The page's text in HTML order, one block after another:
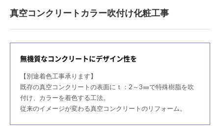
真空コンクリートカラー吹付け化粧工事
無機質なコンクリートにデザイン性を
【別途着色工事承ります】
既存の真空コンクリートの表面にｔ：2～3㎜で特殊樹脂を吹
付け、カラーを着色する工法。
従来のイメージが変わる真空コンクリートのリフォーム。